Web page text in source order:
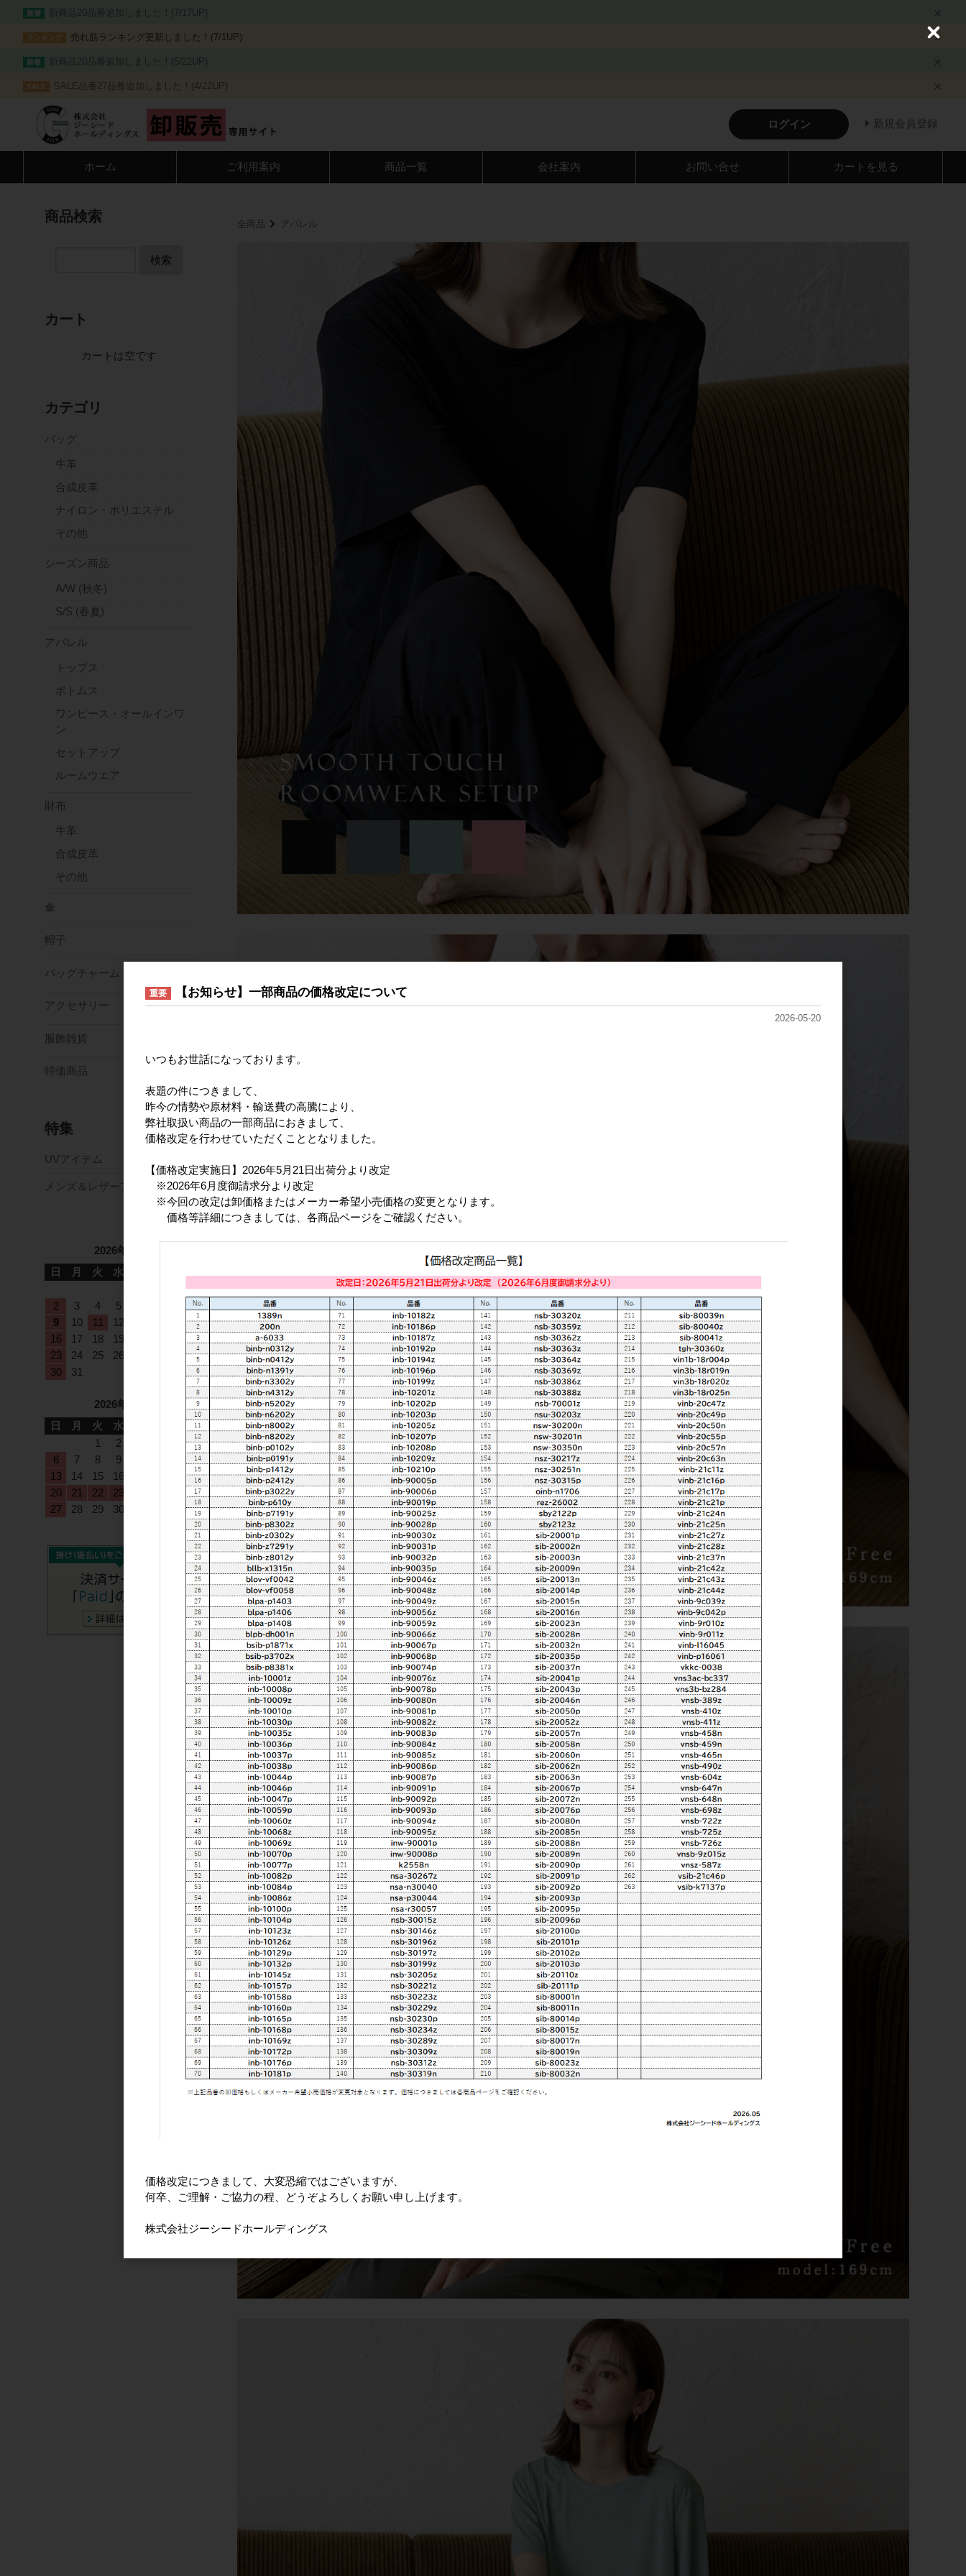
新着 新商品20品番追加しました！(7/17UP)
ランキング 売れ筋ランキング更新しました！(7/1UP)
新着 新商品20品番追加しました！(5/22UP)
SALE SALE品番27品番追加しました！(4/22UP)
ログイン 新規会員登録
ホーム ご利用案内 商品一覧 会社案内 お問い合せ カートを見る
全商品 アパレル
商品検索
検索
カート
カートは空です
カテゴリ
バッグ
牛革
合成皮革
ナイロン・ポリエステル
その他
シーズン商品
A/W (秋冬)
S/S (春夏)
アパレル
トップス
ボトムス
ワンピース・オールインワ
ン
セットアップ
ルームウエア
財布
牛革
合成皮革
その他
傘
帽子
バッグチャーム
アクセサリー
服飾雑貨
特価商品
特集
UVアイテム
メンズ＆レザーアイテム
2026年8月
日
月 火 水
1
2
3 4 5
9
10 11 12
15
16
17 18 19
23
24 25 26
29
30
31
2026年9月
日
月 火 水
1
2
6
7 8 9
13
14 15 16
19
20
21 22 23
27
28 29 30
重要 【お知らせ】一部商品の価格改定について
2026-05-20
いつもお世話になっております。
表題の件につきまして、
昨今の情勢や原材料・輸送費の高騰により、
弊社取扱い商品の一部商品におきまして、
価格改定を行わせていただくこととなりました。
【価格改定実施日】2026年5月21日出荷分より改定
※2026年6月度御請求分より改定
※今回の改定は卸価格またはメーカー希望小売価格の変更となります。
価格等詳細につきましては、各商品ページをご確認ください。
価格改定につきまして、大変恐縮ではございますが、
何卒、ご理解・ご協力の程、どうぞよろしくお願い申し上げます。
株式会社ジーシードホールディングス
C
o
e